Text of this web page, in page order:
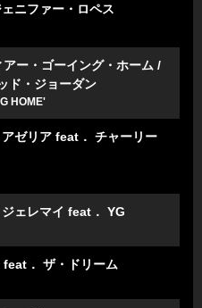
ニファー・ロペス
ー・ゴーイング・ホーム /
ド・ジョーダン
HOME'
ゼリア feat． チャーリー
ェレマイ feat． YG
． ザ・ドリーム